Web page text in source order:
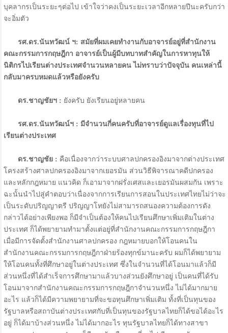
บุคลากรเป็นระยะๆต่อไป เข้าใจว่าคงเป็นระยะเวลาอีกหลายปีนะครับกว่า
จะอิ่มตัว
รศ.ดร.นันทวัฒน์ ฯ: สมัยที่ผมเคยทำงานกับอาจารย์อยู่ที่สำนักงาน
คณะกรรมการกฤษฎีกา อาจารย์เป็นผู้มีบทบาทสำคัญในการหาทุนให้
นิติกรไปเรียนต่างประเทศจำนวนหลายคน ไม่ทราบว่าปัจจุบัน คนเหล่านี้
กลับมาครบหมดแล้วหรือยังครับ
ดร.ชาญชัยฯ : ยังครับ ยังเรียนอยู่หลายคน
รศ.ดร.นันทวัฒน์ฯ : มีจำนวนกี่คนครับที่อาจารย์ดูแลเรื่องทุนที่ไป
เรียนต่างประเทศ
ดร.ชาญชัย : คือเนื่องจากว่าระบบศาลปกครองอิงมาจากต่างประเทศ
โครงสร้างศาลปกครองอิงมาจากเยอรมัน ส่วนวิธีพิจารณาคดีปกครอง
และหลักกฎหมาย แนวคิด ก็เอามาจากฝรั่งเศสและเยอรมันผสมกัน เพราะ
ฉะนั้นนำไปสู่คำตอบว่าเนื่องจากการเรียนการสอนในประเทศไทยไม่ว่าจะ
เป็นระดับปริญญาตรี ปริญญาโทยังไม่สามารถสนองความต้องการดัง
กล่าวได้อย่างเพียงพอ ก็มีจำเป็นต้องให้คนไปเรียนศึกษาเพิ่มเติมในต่าง
ประเทศ ก็ได้พยายามทำมาตั้งแต่อยู่ที่สำนักงานคณะกรรมการกฤษฎีกา
เมื่อมีการจัดตั้งสำนักงานศาลปกครอง กฎหมายบอกให้โอนคนใน
สำนักงานคณะกรรมการกฤษฎีกาฝ่ายร้องทุกข์มานะครับ ผมก็ได้พยายาม
ให้โอนคนทั้งที่ศึกษาอยู่ในต่างประเทศ ซึ่งในจำนวนที่ได้โอนมาแล้วก็มี
ส่วนหนึ่งที่ได้สำเร็จการศึกษามาแล้วบางส่วนยังศึกษาอยู่ เป็นคนที่ได้รับ
โอนมาจากสำนักงานคณะกรรมการกฤษฎีกาจำนวนหนึ่ง ไม่ได้มากมาย
อะไร แล้วก็ได้มีความพยายามที่จะขอทุนศึกษาเพิ่มเติม ทั้งที่เป็นทุนของ
รัฐบาลหรือสถาบันต่างประเทศกับที่เป็นทุนของรัฐบาลไทยก็ได้ขอได้อะไร
อยู่ ก็ได้มาบ้างส่วนหนึ่ง ไม่ได้มากอะไร ทุนรัฐบาลไทยก็ได้ทางสาขา